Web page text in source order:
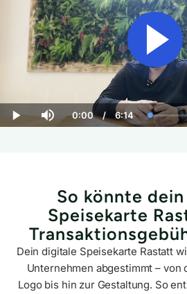
So könnte
Speisekarte
Dein digitale Speisekarte Rastatt
Unternehmen abgestimmt – von
Logo bis hin zur Gestaltung. So